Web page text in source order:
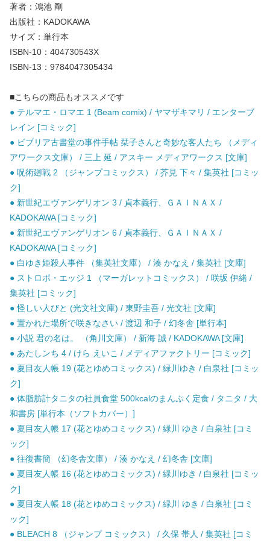
著者：鴻池 剛
出版社：KADOKAWA
サイズ：単行本
ISBN-10：404730543X
ISBN-13：9784047305434
■こちらの商品もオススメです
● テルマエ・ロマエ 1 (Beam comix) / ヤマザキマリ / エンターブ
レイン [コミック]
● ビブリア古書堂の事件手帖 栞子さんと奇妙な客人たち （メディ
アワークス文庫） / 三上 延 / アスキー メディアワークス [文庫]
● 呪術廻戦 2 （ジャンプコミックス） / 芥見 下々 / 集英社 [コミッ
ク]
● 新世紀エヴァンゲリオン 3 / 貞本義行、ＧＡＩＮＡＸ /
KADOKAWA [コミック]
● 新世紀エヴァンゲリオン 6 / 貞本義行、ＧＡＩＮＡＸ /
KADOKAWA [コミック]
● 白ゆき姫殺人事件 （集英社文庫） / 湊 かなえ / 集英社 [文庫]
● ストロボ・エッジ 1 （マーガレットコミックス） / 咲坂 伊緒 /
集英社 [コミック]
● 怪しい人びと (光文社文庫) / 東野圭吾 / 光文社 [文庫]
● 置かれた場所で咲きなさい / 渡辺 和子 / 幻冬舎 [単行本]
● 小説 君の名は。 （角川文庫） / 新海 誠 / KADOKAWA [文庫]
● あたしンち 4 / けら えいこ / メディアファクトリー [コミック]
● 夏目友人帳 19 (花とゆめコミックス) / 緑川ゆき / 白泉社 [コミッ
ク]
● 体脂肪計タニタの社員食堂 500kcalのまんぷく定食 / タニタ / 大
和書房 [単行本（ソフトカバー）]
● 夏目友人帳 17 (花とゆめコミックス) / 緑川 ゆき / 白泉社 [コミ
ック]
● 往復書簡 （幻冬舎文庫） / 湊 かなえ / 幻冬舎 [文庫]
● 夏目友人帳 16 (花とゆめコミックス) / 緑川ゆき / 白泉社 [コミッ
ク]
● 夏目友人帳 18 (花とゆめコミックス) / 緑川 ゆき / 白泉社 [コミ
ック]
● BLEACH 8 （ジャンプ コミックス） / 久保 帯人 / 集英社 [コミ